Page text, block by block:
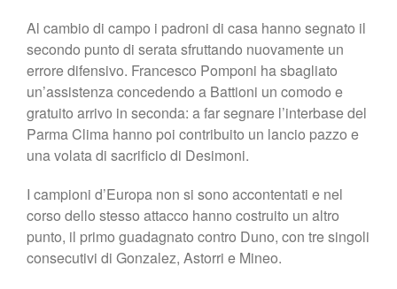
Al cambio di campo i padroni di casa hanno segnato il
secondo punto di serata sfruttando nuovamente un
errore difensivo. Francesco Pomponi ha sbagliato
un’assistenza concedendo a Battioni un comodo e
gratuito arrivo in seconda: a far segnare l’interbase del
Parma Clima hanno poi contribuito un lancio pazzo e
una volata di sacrificio di Desimoni.
I campioni d’Europa non si sono accontentati e nel
corso dello stesso attacco hanno costruito un altro
punto, il primo guadagnato contro Duno, con tre singoli
consecutivi di Gonzalez, Astorri e Mineo.